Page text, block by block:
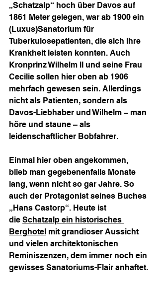
„Schatzalp“ hoch über Davos auf
1861 Meter gelegen, war ab 1900 ein
(Luxus)Sanatorium für
Tuberkulosepatienten, die sich ihre
Krankheit leisten konnten. Auch
Kronprinz Wilhelm II und seine Frau
Cecilie sollen hier oben ab 1906
mehrfach gewesen sein. Allerdings
nicht als Patienten, sondern als
Davos-Liebhaber und Wilhelm – man
höre und staune – als
leidenschaftlicher Bobfahrer.
Einmal hier oben angekommen,
blieb man gegebenenfalls Monate
lang, wenn nicht so gar Jahre. So
auch der Protagonist seines Buches
„Hans Castorp“. Heute ist
die Schatzalp ein historisches
Berghotel mit grandioser Aussicht
und vielen architektonischen
Reminiszenzen, dem immer noch ein
gewisses Sanatoriums-Flair anhaftet.